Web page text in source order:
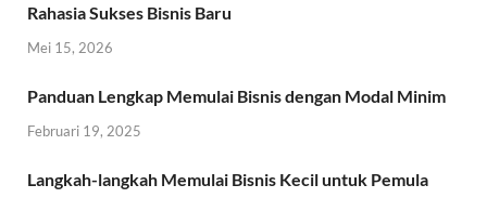
Rahasia Sukses Bisnis Baru
Mei 15, 2026
Panduan Lengkap Memulai Bisnis dengan Modal Minim
Februari 19, 2025
Langkah-langkah Memulai Bisnis Kecil untuk Pemula